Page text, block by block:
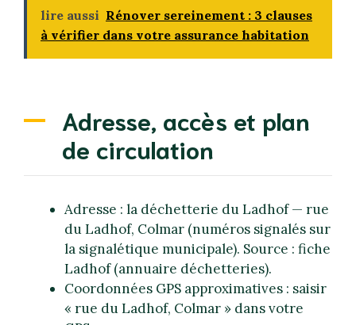
lire aussi Rénover sereinement : 3 clauses
à vérifier dans votre assurance habitation
Adresse, accès et plan
de circulation
Adresse : la déchetterie du Ladhof — rue
du Ladhof, Colmar (numéros signalés sur
la signalétique municipale). Source : fiche
Ladhof (annuaire déchetteries).
Coordonnées GPS approximatives : saisir
« rue du Ladhof, Colmar » dans votre